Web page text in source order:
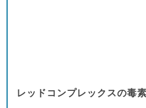
レッドコンプレックスの毒